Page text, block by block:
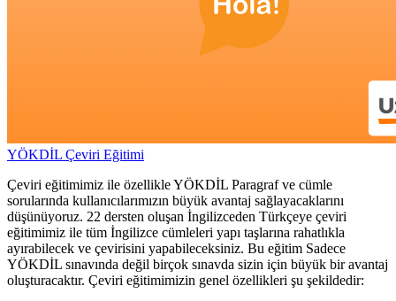
YÖKDİL Çeviri Eğitimi
Çeviri eğitimimiz ile özellikle YÖKDİL Paragraf ve cümle
sorularında kullanıcılarımızın büyük avantaj sağlayacaklarını
düşünüyoruz. 22 dersten oluşan İngilizceden Türkçeye çeviri
eğitimimiz ile tüm İngilizce cümleleri yapı taşlarına rahatlıkla
ayırabilecek ve çevirisini yapabileceksiniz. Bu eğitim Sadece
YÖKDİL sınavında değil birçok sınavda sizin için büyük bir avantaj
oluşturacaktır. Çeviri eğitimimizin genel özellikleri şu şekildedir: